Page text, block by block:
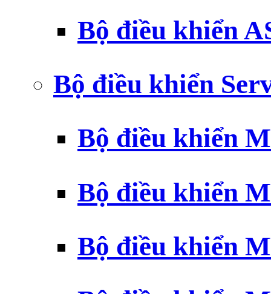
Bộ điều khiển
Bộ điều khiển
Bộ điều khiển
Bộ điều khiển
Bộ điều khiển